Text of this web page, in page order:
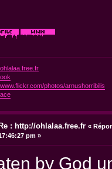
photos/arnushorribilis
Re : http://ohlalaa.free.fr «
pm »
by God